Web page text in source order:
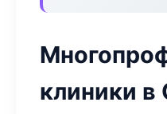
клиники